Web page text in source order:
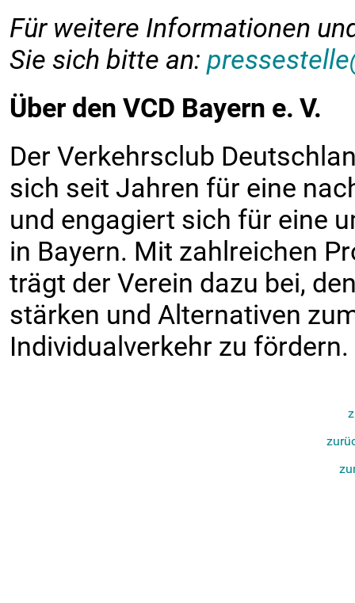
Für weitere Informationen
Sie sich bitte an:
Über den VCD Bayern e. V.
Der Verkehrsclub
sich seit Jahren für eine
und engagiert sich für eine
in Bayern. Mit zahlreichen
trägt der Verein dazu bei,
stärken und Alternativen
Individualverkehr zu fördern.